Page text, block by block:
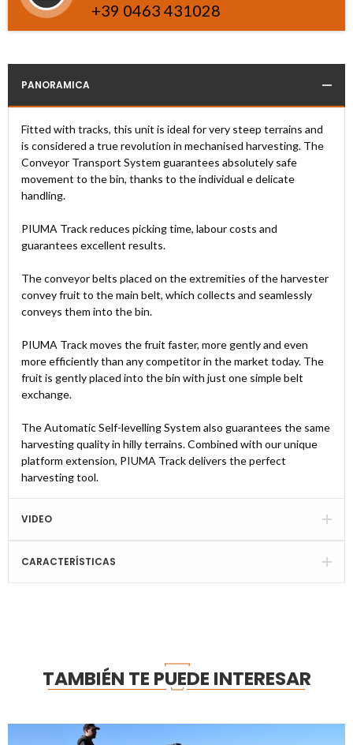
+39 0463 431028
PANORAMICA
Fitted with tracks, this unit is ideal for very steep terrains and
is considered a true revolution in mechanised harvesting. The
Conveyor Transport System guarantees absolutely safe
movement to the bin, thanks to the individual e delicate
handling.
PIUMA Track reduces picking time, labour costs and
guarantees excellent results.
The conveyor belts placed on the extremities of the harvester
convey fruit to the main belt, which collects and seamlessly
conveys them into the bin.
PIUMA Track moves the fruit faster, more gently and even
more efficiently than any competitor in the market today. The
fruit is gently placed into the bin with just one simple belt
exchange.
The Automatic Self-levelling System also guarantees the same
harvesting quality in hilly terrains. Combined with our unique
platform extension, PIUMA Track delivers the perfect
harvesting tool.
VIDEO
CARACTERÍSTICAS
TAMBIÉN TE PUEDE INTERESAR